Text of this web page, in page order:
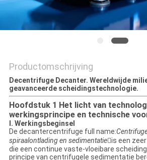
Productomschrijving
Decentrifuge Decanter. Wereldwijde
geavanceerde scheidingstechnologie.
Hoofdstuk 1 Het licht van
werkingsprincipe en technische
I. Werkingsbeginsel
De decantercentrifuge full name:
spiraalontlading en sedimentatieis een
die een continue vaste-vloeibare
principe van centrifugele sedimentatie